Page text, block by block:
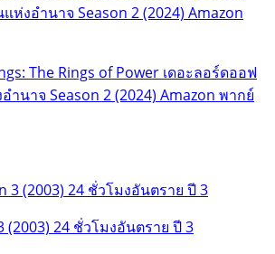
The Rings of Power เดอะลอร์ดออฟ
ำนาจ Season 2 (2024) Amazon พากย์
(2003) 24 ชั่วโมงอันตราย ปี 3